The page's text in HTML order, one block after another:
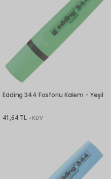
Edding 344 Fosforlu Kalem - Yeşil
41,64 TL +KDV